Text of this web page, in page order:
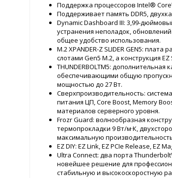
Поддержка процессоров Intel®
Поддерживает память DDR5,
Dynamic Dashboard III: 3,99-
устранения неполадок,
общее удобство использования.
M.2 XPANDER-Z SLIDER GEN5:
слотами Gen5 M.2, а конструкция
THUNDERBOLTM5:
обеспечивающими общую
мощностью до 27 Вт.
Сверхпроизводительность:
питания ЦП, Core Boost, Memory
материалов серверного уровня.
Frozr Guard: волнообразная
термопрокладки 9 Вт/м·К,
максимальную
EZ DIY: EZ Link, EZ PCIe Release, EZ
Ultra Connect: два порта
новейшее решение для
стабильную и высокоскоростную